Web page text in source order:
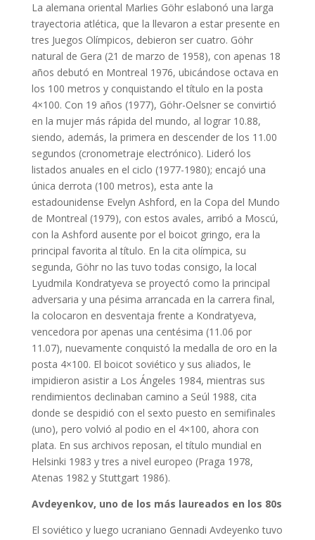
La alemana oriental Marlies Göhr eslabonó una larga
trayectoria atlética, que la llevaron a estar presente en
tres Juegos Olímpicos, debieron ser cuatro. Göhr
natural de Gera (21 de marzo de 1958), con apenas 18
años debutó en Montreal 1976, ubicándose octava en
los 100 metros y conquistando el título en la posta
4×100. Con 19 años (1977), Göhr-Oelsner se convirtió
en la mujer más rápida del mundo, al lograr 10.88,
siendo, además, la primera en descender de los 11.00
segundos (cronometraje electrónico). Lideró los
listados anuales en el ciclo (1977-1980); encajó una
única derrota (100 metros), esta ante la
estadounidense Evelyn Ashford, en la Copa del Mundo
de Montreal (1979), con estos avales, arribó a Moscú,
con la Ashford ausente por el boicot gringo, era la
principal favorita al título. En la cita olímpica, su
segunda, Göhr no las tuvo todas consigo, la local
Lyudmila Kondratyeva se proyectó como la principal
adversaria y una pésima arrancada en la carrera final,
la colocaron en desventaja frente a Kondratyeva,
vencedora por apenas una centésima (11.06 por
11.07), nuevamente conquistó la medalla de oro en la
posta 4×100. El boicot soviético y sus aliados, le
impidieron asistir a Los Ángeles 1984, mientras sus
rendimientos declinaban camino a Seúl 1988, cita
donde se despidió con el sexto puesto en semifinales
(uno), pero volvió al podio en el 4×100, ahora con
plata. En sus archivos reposan, el título mundial en
Helsinki 1983 y tres a nivel europeo (Praga 1978,
Atenas 1982 y Stuttgart 1986).
Avdeyenkov, uno de los más laureados en los 80s
El soviético y luego ucraniano Gennadi Avdeyenko tuvo